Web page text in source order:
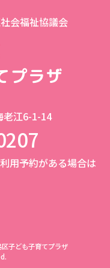
会福祉協議会
プラザ
老江6-1-14
用予約がある場合は
子ども子育てプラザ